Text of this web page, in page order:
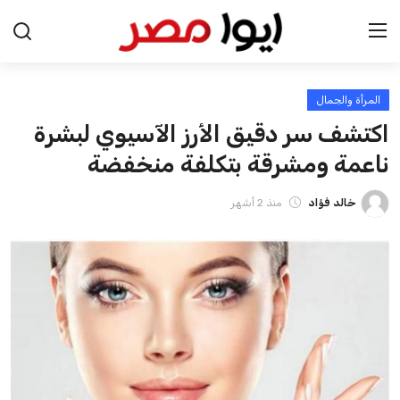
الرئيسية
اخبار مصر
عرب وعالم
اقتصاد
فن وثقافة
المرأة والجمال
اكتشف سر دقيق الأرز الآسيوي لبشرة
ناعمة ومشرقة بتكلفة منخفضة
خالد فؤاد منذ 2 أشهر